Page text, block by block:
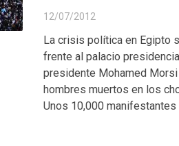
12/07/2012
La crisis política en Egipto
frente al palacio
presidente Mohamed
hombres muertos en los
Unos 10,000